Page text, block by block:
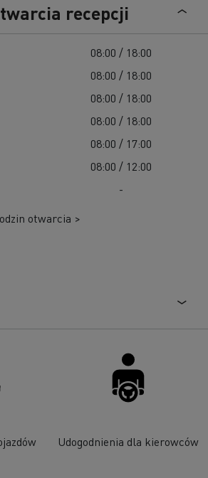
recepcji
08:00 / 18:00
08:00 / 18:00
08:00 / 18:00
08:00 / 18:00
08:00 / 17:00
08:00 / 12:00
-
otwarcia >
Udogodnienia dla kierowców